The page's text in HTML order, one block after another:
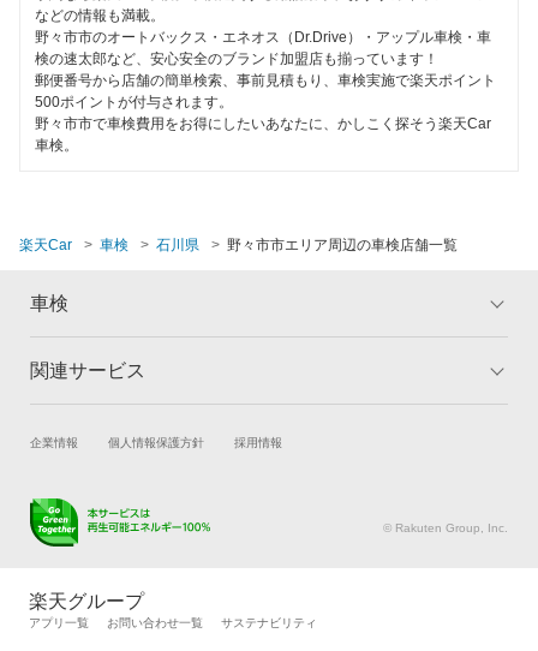
などの情報も満載。
野々市市のオートバックス・エネオス（Dr.Drive）・アップル車検・車
検の速太郎など、安心安全のブランド加盟店も揃っています！
郵便番号から店舗の簡単検索、事前見積もり、車検実施で楽天ポイント
500ポイントが付与されます。
野々市市で車検費用をお得にしたいあなたに、かしこく探そう楽天Car
車検。
楽天Car 車検 石川県 野々市市エリア周辺の車検店舗一覧
車検
トップ
車検の基礎知識 キャンペーン一覧
関連サービス
試乗・商談 新車購入
キズ修理予約
メンテナンス管理
タイヤ交換サービス
自動車カタログ 自動車保険
企業情報 個人情報保護方針 採用情報
© Rakuten Group, Inc.
楽天グループ
アプリ一覧 お問い合わせ一覧 サステナビリティ